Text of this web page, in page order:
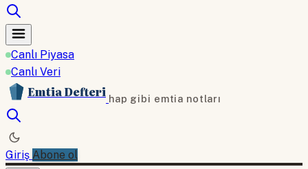
Canlı Piyasa
Canlı Veri
Emtia Defteri hap gibi emtia notları
Giriş Abone ol